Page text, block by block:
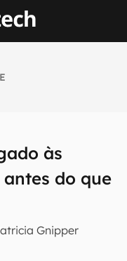
às
do que
Gnipper
em primeira